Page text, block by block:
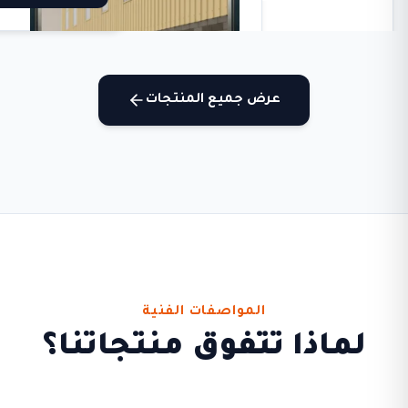
عرض جميع المنتجات
المواصفات الفنية
لماذا تتفوق منتجاتنا؟